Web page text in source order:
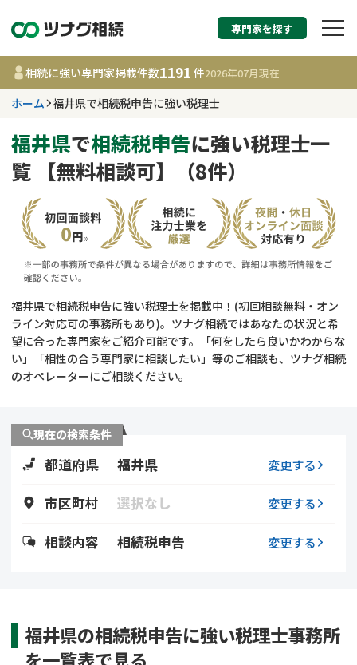
相続税申告・相続手
す
福井県
事務所
相談内容で探す
相続登記
遺留分侵害額請求
相続人調査
コラム
相続手続き
相続登記
専門家を探す
相続に強い専門家掲載件数1191 件2026年07月現在
ホーム 福井県で相続税申告に強い税理士
福井県で相続税申告に強い税理士一
覧 【無料相談可】（8件）
福井県で相続税申告に強い税理士を掲載中！(初回相談無料・オン
ライン対応可の事務所もあり)。ツナグ相続ではあなたの状況と希
望に合った専門家をご紹介可能です。「何をしたら良いかわからな
い」「相性の合う専門家に相談したい」等のご相談も、ツナグ相続
のオペレーターにご相談ください。
現在の検索条件
都道府県 福井県 変更する
市区町村 選択なし 変更する
相談内容 相続税申告 変更する
福井県の相続税申告に強い税理士事務所
を一覧表で見る